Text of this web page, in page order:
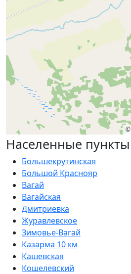
©
Населенные пункты
Большекрутинская
Большой Краснояр
Вагай
Вагайская
Дмитриевка
Журавлевское
Зимовье-Вагай
Казарма 10 км
Кашевская
Кошелевский